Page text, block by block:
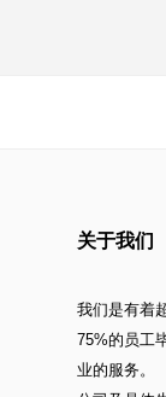
关于我们
我们是有着
75%的员工
业的服务。